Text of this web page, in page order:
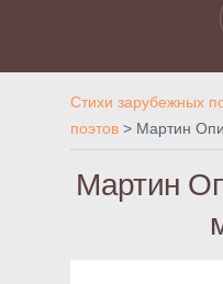
Стихи зарубежных
поэтов > Мартин
Мартин